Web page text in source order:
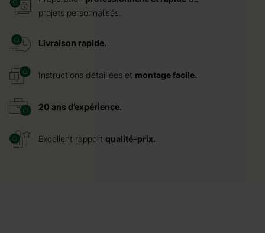
projets personnalisés.
Livraison rapide.
Instructions détaillées et montage facile.
20 ans d’expérience.
Excellent rapport qualité-prix.